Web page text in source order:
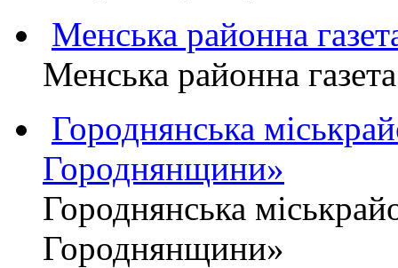
Менська районна
Менська районна
Городнянська
Городнянщини»
Городнянська
Городнянщини»